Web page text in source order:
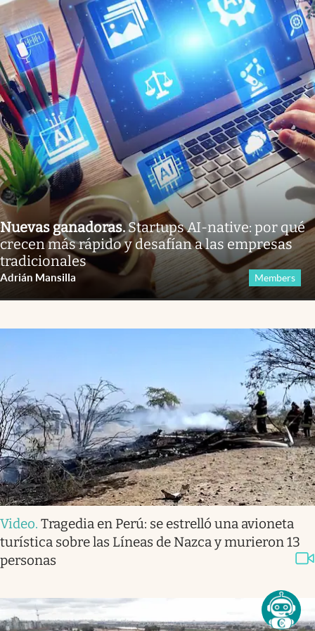
Nuevas ganadoras.Startups AI-native: por qué
crecen más rápido y desafían a las empresas
tradicionales
Adrián Mansilla Members
Video. Tragedia en Perú: se estrelló una avioneta
turística sobre las Líneas de Nazca y murieron 13
personas